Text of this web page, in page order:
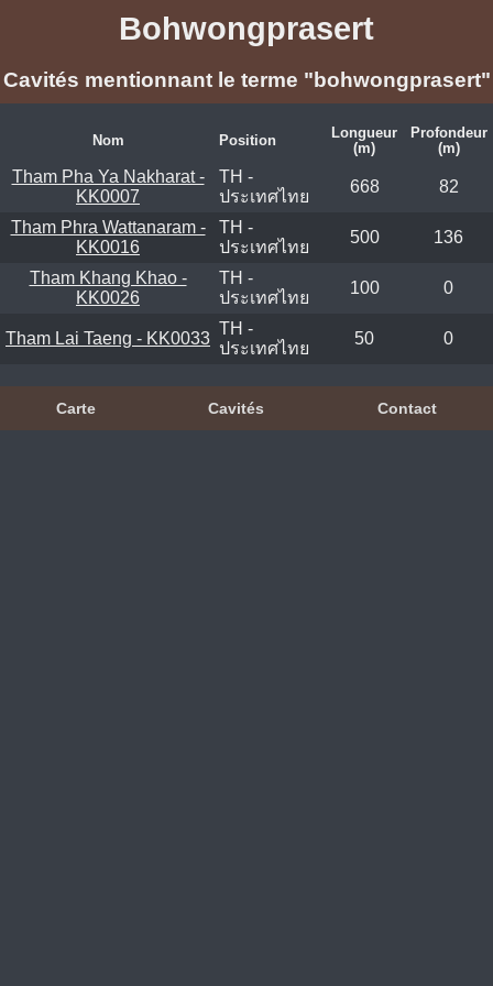
Bohwongprasert
Cavités mentionnant le terme "bohwongprasert"
Nom Position
Longueur
(m)
Profondeur
(m)
Tham Pha Ya Nakharat -
KK0007
TH -
ประเทศไทย
668 82
Tham Phra Wattanaram -
KK0016
TH -
ประเทศไทย
500 136
Tham Khang Khao -
KK0026
TH -
ประเทศไทย
100 0
Tham Lai Taeng - KK0033
TH -
ประเทศไทย
50 0
Carte Cavités Contact